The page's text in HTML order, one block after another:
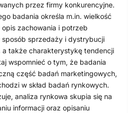
przez firmy konkurencyjne.
badania określa m.in. wielkość
zachowania i potrzeb
sposób sprzedaży i dystrybucji
także charakterystykę tendencji
wspomnieć o tym, że badania
część badań marketingowych,
w skład badań rynkowych.
analiza rynkowa skupia się na
informacji oraz opisaniu